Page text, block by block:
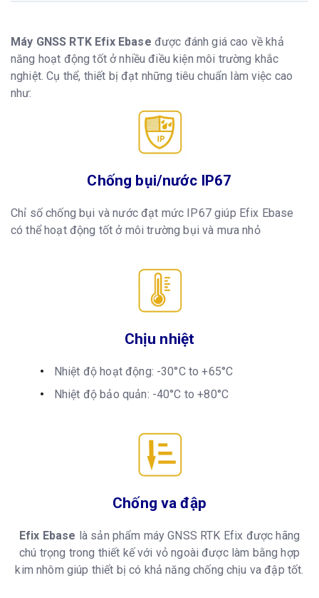
Máy GNSS RTK Efix Ebase được đánh giá cao về khả
năng hoạt động tốt ở nhiều điều kiện môi trường khắc
nghiệt. Cụ thể, thiết bị đạt những tiêu chuẩn làm việc cao
như:
Chống bụi/nước IP67
Chỉ số chống bụi và nước đạt mức IP67 giúp Efix Ebase
có thể hoạt động tốt ở môi trường bụi và mưa nhỏ
Chịu nhiệt
Nhiệt độ hoạt động: -30°C to +65°C
Nhiệt độ bảo quản: -40°C to +80°C
Chống va đập
Efix Ebase là sản phẩm máy GNSS RTK Efix được hãng
chú trọng trong thiết kế với vỏ ngoài được làm bằng hợp
kim nhôm giúp thiết bị có khả năng chống chịu va đập tốt.